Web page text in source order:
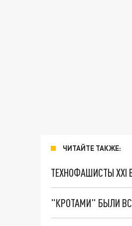
ЧИТАЙТЕ ТАКЖЕ:
ТЕХНОФАШИСТЫ XXI
"КРОТАМИ" БЫЛИ